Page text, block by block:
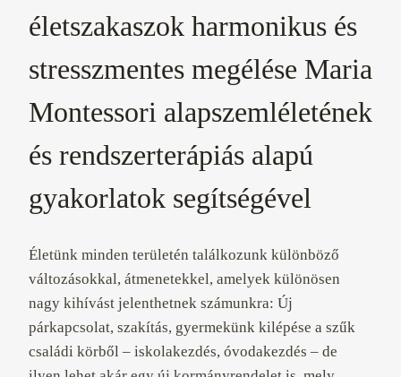
életszakaszok harmonikus és
stresszmentes megélése Maria
Montessori alapszemléletének
és rendszerterápiás alapú
gyakorlatok segítségével
Életünk minden területén találkozunk különböző
változásokkal, átmenetekkel, amelyek különösen
nagy kihívást jelenthetnek számunkra: Új
párkapcsolat, szakítás, gyermekünk kilépése a szűk
családi körből – iskolakezdés, óvodakezdés – de